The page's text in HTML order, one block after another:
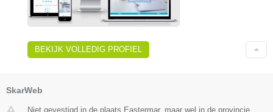
BEKIJK VOLLEDIG PROFIEL
SkarWeb
Niet gevestigd in de plaats Eastermar, maar wel in de provincie